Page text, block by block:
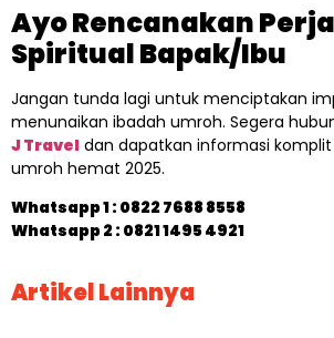
Ayo Rencanakan
Spiritual Bapak/Ibu
Jangan tunda lagi untuk menciptakan
menunaikan ibadah umroh. Segera
J Travel dan dapatkan informasi
umroh hemat 2025.
Whatsapp 1 :0822 7688 8558
Whatsapp 2 : 0821 1495 4921
Artikel Lainnya